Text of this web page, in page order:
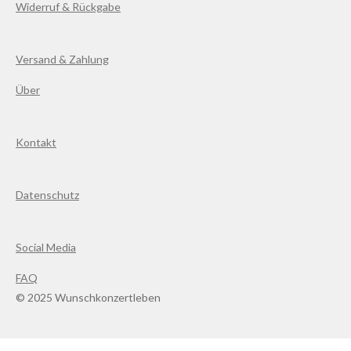
Widerruf & Rückgabe
Versand & Zahlung
Über
Kontakt
Datenschutz
Social Media
FAQ
© 2025 Wunschkonzertleben